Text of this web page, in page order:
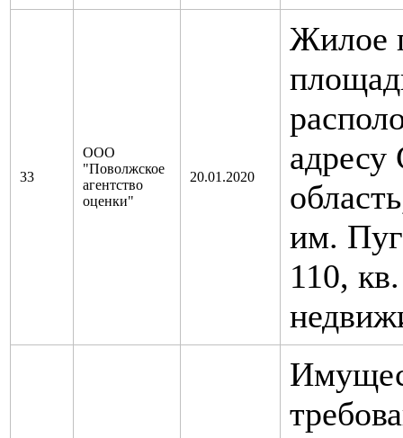
33
ООО
"Поволжское
агентство
оценки"
20.01.2020
Жилое
адресу
им.
110,